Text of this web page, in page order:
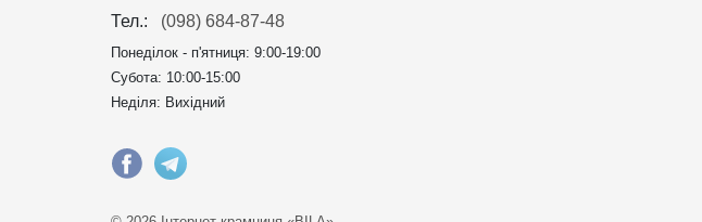
Тел.: (098) 684-87-48
Понеділок - п'ятниця: 9:00-19:00
Субота: 10:00-15:00
Неділя: Вихідний